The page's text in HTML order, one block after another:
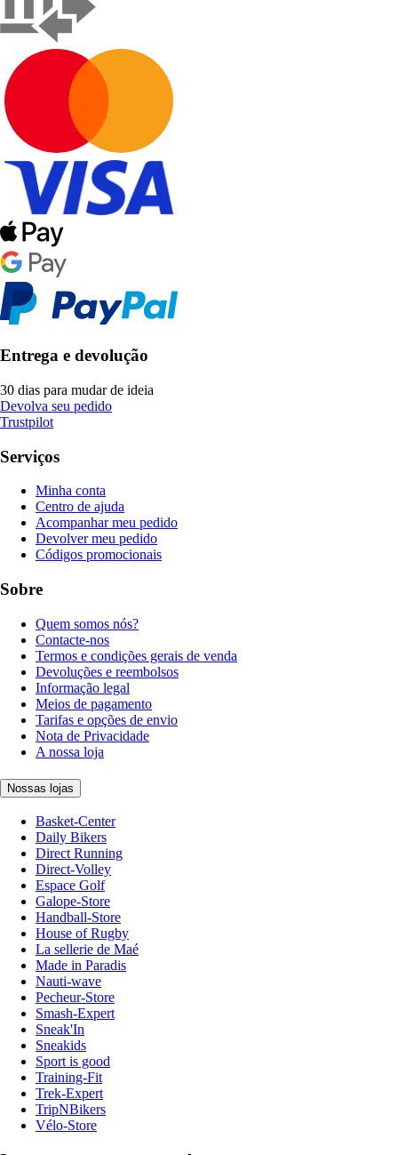
Entrega e devolução
30 dias para mudar de ideia
Devolva seu pedido
Trustpilot
Serviços
Minha conta
Centro de ajuda
Acompanhar meu pedido
Devolver meu pedido
Códigos promocionais
Sobre
Quem somos nós?
Contacte-nos
Termos e condições gerais de venda
Devoluções e reembolsos
Informação legal
Meios de pagamento
Tarifas e opções de envio
Nota de Privacidade
A nossa loja
Nossas lojas
Basket-Center
Daily Bikers
Direct Running
Direct-Volley
Espace Golf
Galope-Store
Handball-Store
House of Rugby
La sellerie de Maé
Made in Paradis
Nauti-wave
Pecheur-Store
Smash-Expert
Sneak'In
Sneakids
Sport is good
Training-Fit
Trek-Expert
TripNBikers
Vélo-Store